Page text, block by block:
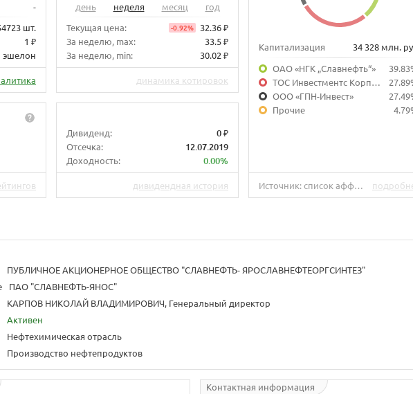
-
шт.
1 ₽
эшелон
день неделя месяц
год
Текущая цена:
-0.92% 32.36 ₽
За неделю, max:
33.5 ₽
За неделю, min:
30.02 ₽
динамика котировок
Дивиденд: 0 ₽
Отсечка: 12.07.2019
Доходность: 0.00%
дивидендная история
Капитализация
34 328 млн.
ОАО «НГК „Славнефть“»
ТОС Инвестментс Корпорэйшн Лимитед
ООО «ГПН-Инвест»
Прочие
Источник: список аффилированных лиц на 30.09.2019.
ПУБЛИЧНОЕ АКЦИОНЕРНОЕ ОБЩЕСТВО "СЛАВНЕФТЬ- ЯРОСЛАВНЕФТЕОРГСИНТЕЗ"
ПАО "СЛАВНЕФТЬ-ЯНОС"
КАРПОВ НИКОЛАЙ ВЛАДИМИРОВИЧ, Генеральный директор
Активен
Нефтехимическая отрасль
Производство нефтепродуктов
Контактная информация